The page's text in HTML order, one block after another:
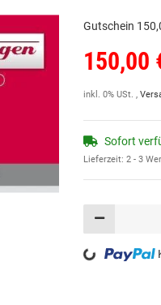
Gutschein
150,00
inkl. 0% USt. ,
Sofort
Lieferzeit: 2 - 3
Loading...